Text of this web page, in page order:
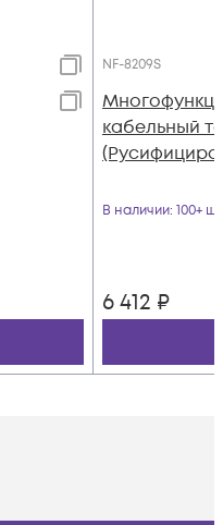
NF-8209S
кабельный
В наличии: 100+ шт
6 412 ₽